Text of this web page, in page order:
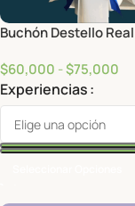
Buchón Destello Real
$60,000 -$75,000
Experiencias